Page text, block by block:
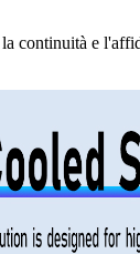
continuità e